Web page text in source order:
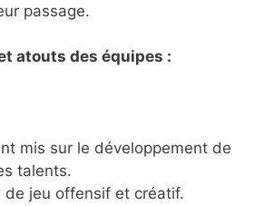
passage.
atouts des équipes :
mis sur le développement de
talents.
de jeu offensif et créatif.